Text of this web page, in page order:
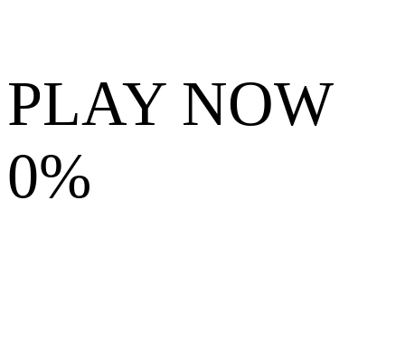
PLAY NOW
0%